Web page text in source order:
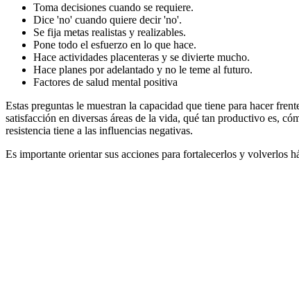
Toma decisiones cuando se requiere.
Dice 'no' cuando quiere decir 'no'.
Se fija metas realistas y realizables.
Pone todo el esfuerzo en lo que hace.
Hace actividades placenteras y se divierte mucho.
Hace planes por adelantado y no le teme al futuro.
Factores de salud mental positiva
Estas preguntas le muestran la capacidad que tiene para hacer
satisfacción en diversas áreas de la vida, qué tan productivo es,
resistencia tiene a las influencias negativas.
Es importante orientar sus acciones para fortalecerlos y volverlos